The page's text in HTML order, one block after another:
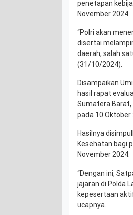
penetapan
November 2024.
“Polri akan
disertai
daerah, salah
(31/10/2024).
Disampaikan
hasil rapat
Sumatera Barat,
pada 10 Oktober
Hasilnya
Kesehatan bagi
November 2024.
“Dengan ini,
jajaran di Polda
kepesertaan
ucapnya.